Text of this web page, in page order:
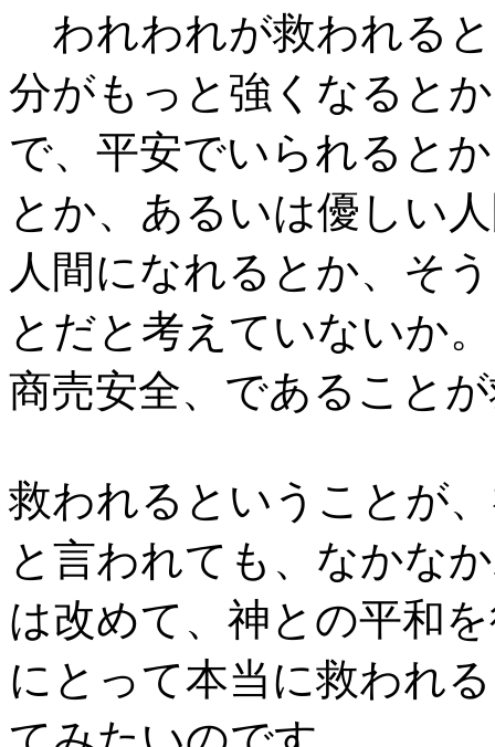
われわれが救われる
分がもっと強くなると
で、平安でいられると
とか、あるいは優しい
人間になれるとか、そ
とだと考えていないか
商売安全、であること
救われるということが
と言われても、なかな
は改めて、神との平和
にとって本当に救われ